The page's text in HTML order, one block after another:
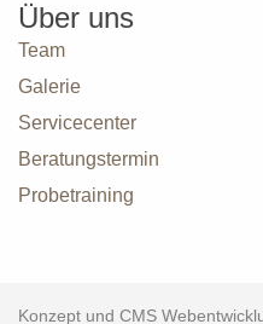
Über uns
Team
Galerie
Servicecenter
Beratungstermin
Probetraining
Konzept und CMS